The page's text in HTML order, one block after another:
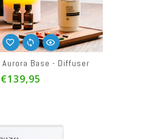
Aurora Base - Diffuser
€139,95